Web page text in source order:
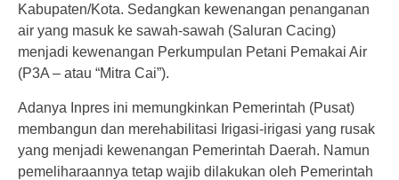
Kabupaten/Kota. Sedangkan kewenangan penanganan
air yang masuk ke sawah-sawah (Saluran Cacing)
menjadi kewenangan Perkumpulan Petani Pemakai Air
(P3A – atau “Mitra Cai”).
Adanya Inpres ini memungkinkan Pemerintah (Pusat)
membangun dan merehabilitasi Irigasi-irigasi yang rusak
yang menjadi kewenangan Pemerintah Daerah. Namun
pemeliharaannya tetap wajib dilakukan oleh Pemerintah